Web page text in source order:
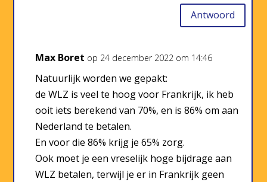
Antwoord
Max Boret op 24 december 2022 om 14:46
Natuurlijk worden we gepakt:
de WLZ is veel te hoog voor Frankrijk, ik heb
ooit iets berekend van 70%, en is 86% om aan
Nederland te betalen.
En voor die 86% krijg je 65% zorg.
Ook moet je een vreselijk hoge bijdrage aan
WLZ betalen, terwijl je er in Frankrijk geen